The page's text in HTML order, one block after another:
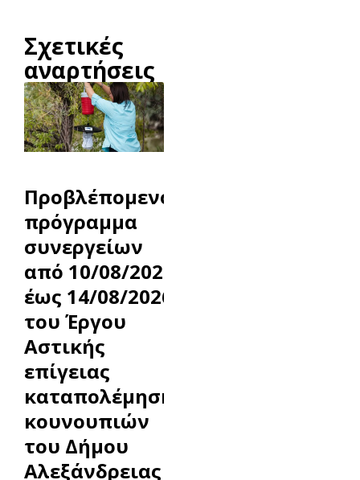
Σχετικές
αναρτήσεις
Προβλέπομενο
πρόγραμμα
συνεργείων
από 10/08/2026
έως 14/08/2026
του Έργου
Αστικής
επίγειας
καταπολέμησης
κουνουπιών
του Δήμου
Αλεξάνδρειας